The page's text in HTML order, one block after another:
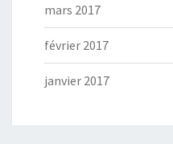
mars 2017
février 2017
janvier 2017